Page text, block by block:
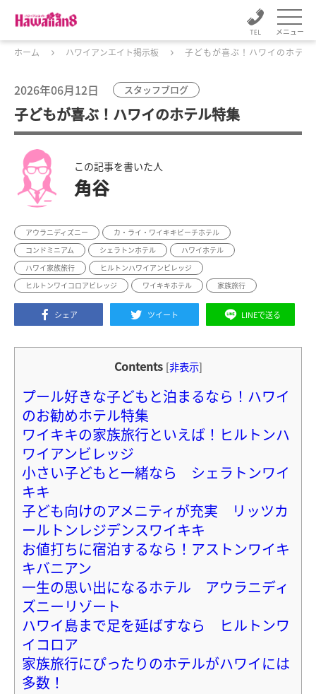
メニュー
ホーム ハワイアンエイト掲示板 子どもが喜ぶ！ハワイのホテル
2026年06月12日 スタッフブログ
子どもが喜ぶ！ハワイのホテル特集
この記事を書いた人
角谷
アウラニディズニー
カ・ライ・ワイキキビーチホテル
コンドミニアム
シェラトンホテル
ハワイホテル
ハワイ家族旅行
ヒルトンハワイアンビレッジ
ヒルトンワイコロアビレッジ
ワイキキホテル 家族旅行
シェア ツイート LINEで送る
Contents [非表示]
プール好きな子どもと泊まるなら！ハワイ
のお勧めホテル特集
ワイキキの家族旅行といえば！ヒルトンハ
ワイアンビレッジ
小さい子どもと一緒なら シェラトンワイ
キキ
子ども向けのアメニティが充実 リッツカ
ールトンレジデンスワイキキ
お値打ちに宿泊するなら！アストンワイキ
キバニアン
一生の思い出になるホテル アウラニディ
ズニーリゾート
ハワイ島まで足を延ばすなら ヒルトンワ
イコロア
家族旅行にぴったりのホテルがハワイには
多数！